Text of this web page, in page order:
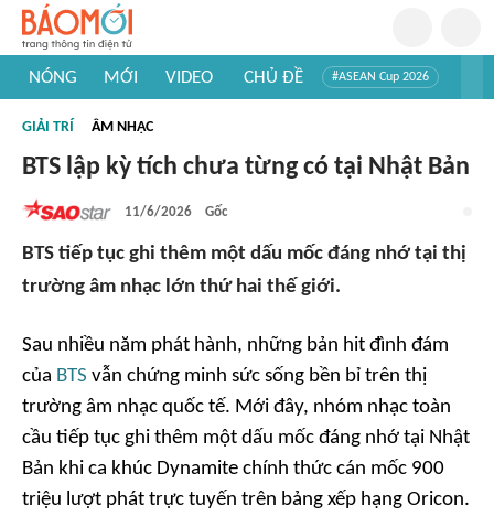
NÓNG MỚI VIDEO CHỦ ĐỀ #ASEAN Cup 2026
#Khám phá thế giới
GIẢI TRÍ ÂM NHẠC
BTS lập kỳ tích chưa từng có tại Nhật Bản
11/6/2026 Gốc
BTS tiếp tục ghi thêm một dấu mốc đáng nhớ tại thị
trường âm nhạc lớn thứ hai thế giới.
Sau nhiều năm phát hành, những bản hit đình đám
của BTS vẫn chứng minh sức sống bền bỉ trên thị
trường âm nhạc quốc tế. Mới đây, nhóm nhạc toàn
cầu tiếp tục ghi thêm một dấu mốc đáng nhớ tại Nhật
Bản khi ca khúc Dynamite chính thức cán mốc 900
triệu lượt phát trực tuyến trên bảng xếp hạng Oricon.